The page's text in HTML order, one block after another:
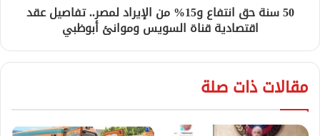
50 سنة حق انتفاع و15% من الإيراد لمصر.. تفاصيل عقد
اقتصادية قناة السويس وموانئ أبوظبي
مقالات ذات صلة